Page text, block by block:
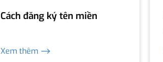
Cách đăng ký tên miền
Xem thêm ⟶